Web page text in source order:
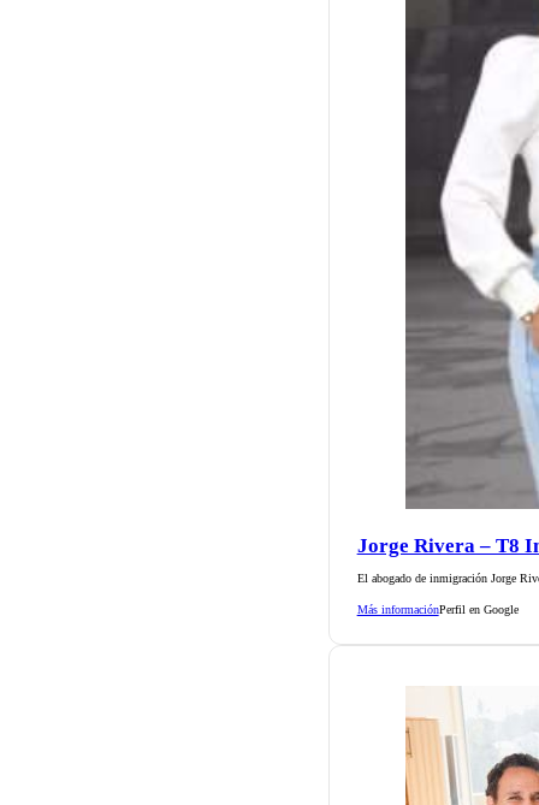
Jorge Rivera – T8
El abogado de inmigración Jorge
Más informaciónPerfil en Google